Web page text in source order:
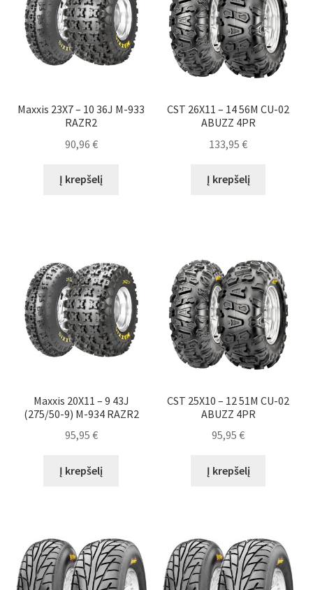
Maxxis 23X7 – 10 36J M-933
RAZR2
90,96 €
Į krepšelį
CST 26X11 – 14 56M CU-02
ABUZZ 4PR
133,95€
Į krepšelį
Maxxis 20X11 – 9 43J
(275/50-9) M-934 RAZR2
95,95 €
Į krepšelį
CST 25X10 – 12 51M CU-02
ABUZZ 4PR
95,95€
Į krepšelį